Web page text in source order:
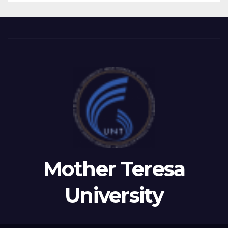
Mother Teresa
University